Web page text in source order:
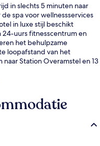
in slechts 5 minuten naar
spa voor wellnessservices
in luxe stijl beschikt
uurs fitnesscentrum en
het behulpzame
loopafstand van het
Station Overamstel en 13